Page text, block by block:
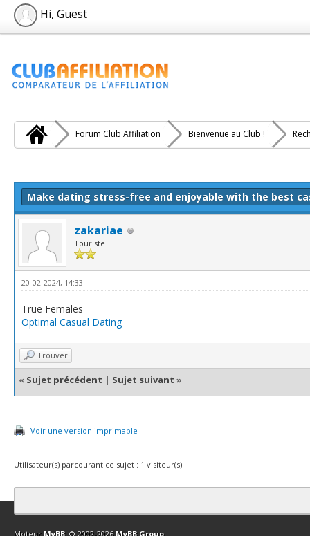
Hi, Guest
Forum Club Affiliation Bienvenue au Club !
Make dating stress-free and enjoyable with the best
zakariae
Touriste
20-02-2024, 14:33
True Females
Optimal Сasual Dating
Trouver
« Sujet précédent | Sujet suivant »
Voir une version imprimable
Utilisateur(s) parcourant ce sujet : 1 visiteur(s)
Contact Club Affiliation Retourner en haut Version bas-débit
Moteur MyBB, © 2002-2026 MyBB Group.